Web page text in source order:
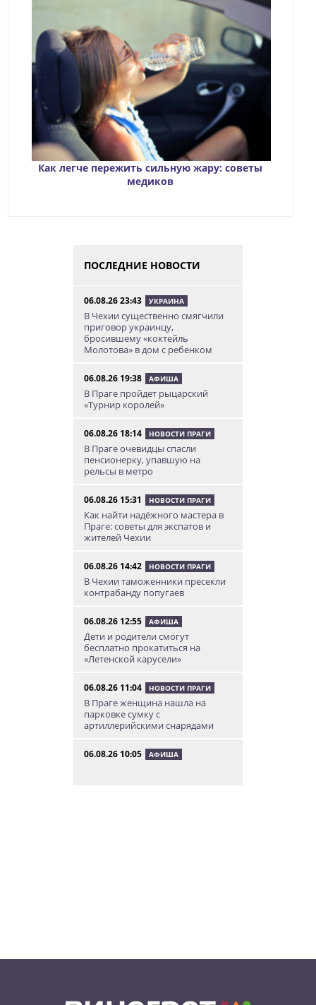
Как легче пережить сильную жару: советы
медиков
ПОСЛЕДНИЕ НОВОСТИ
06.08.26 23:43 УКРАИНА
В Чехии существенно смягчили
приговор украинцу,
бросившему «коктейль
Молотова» в дом с ребенком
06.08.26 19:38 АФИША
В Праге пройдет рыцарский
«Турнир королей»
06.08.26 18:14 НОВОСТИ ПРАГИ
В Праге очевидцы спасли
пенсионерку, упавшую на
рельсы в метро
06.08.26 15:31 НОВОСТИ ПРАГИ
Как найти надёжного мастера в
Праге: советы для экспатов и
жителей Чехии
06.08.26 14:42 НОВОСТИ ПРАГИ
В Чехии таможенники пресекли
контрабанду попугаев
06.08.26 12:55 АФИША
Дети и родители смогут
бесплатно прокатиться на
«Летенской карусели»
06.08.26 11:04 НОВОСТИ ПРАГИ
В Праге женщина нашла на
парковке сумку с
артиллерийскими снарядами
06.08.26 10:05 АФИША